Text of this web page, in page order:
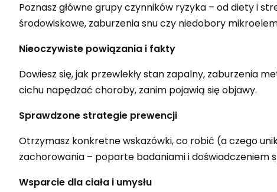
Poznasz główne grupy czynników ryzyka – od diety i
środowiskowe, zaburzenia snu czy niedobory
Nieoczywiste powiązania i fakty
Dowiesz się, jak przewlekły stan zapalny, zaburzenia
cichu napędzać choroby, zanim pojawią się objawy.
Sprawdzone strategie prewencji
Otrzymasz konkretne wskazówki, co robić (a czego
zachorowania – poparte badaniami i doświadczeniem
Wsparcie dla ciała i umysłu